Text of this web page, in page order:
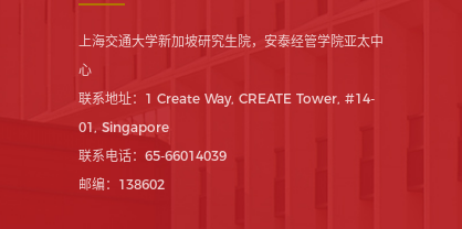
上海交通大学新加坡研究生院，安泰经管学院亚太中
心
联系地址：1 Create Way, CREATE Tower, #14-
01, Singapore
联系电话：65-66014039
邮编：138602